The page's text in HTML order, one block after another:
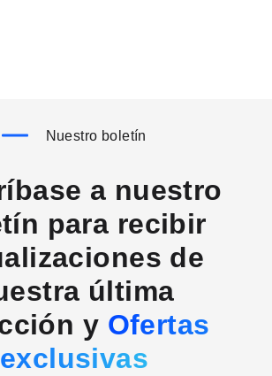
Nuestro boletín
a nuestro
para recibir
de
última
y Ofertas
exclusivas